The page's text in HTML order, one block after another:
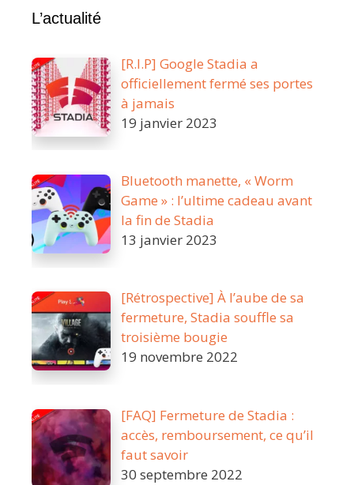
L’actualité
[R.I.P] Google Stadia a
officiellement fermé ses portes
à jamais
19 janvier 2023
Bluetooth manette, « Worm
Game » : l’ultime cadeau avant
la fin de Stadia
13 janvier 2023
[Rétrospective] À l’aube de sa
fermeture, Stadia souffle sa
troisième bougie
19 novembre 2022
[FAQ] Fermeture de Stadia :
accès, remboursement, ce qu’il
faut savoir
30 septembre 2022